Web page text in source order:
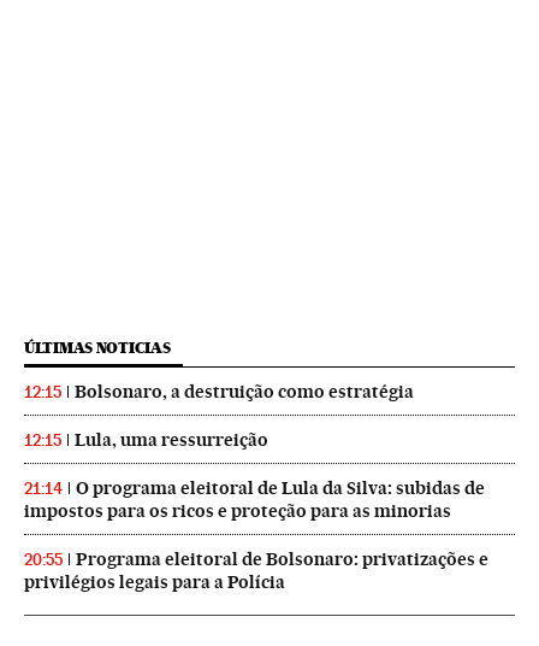
ÚLTIMAS NOTICIAS
12:15 Bolsonaro, a destruição como estratégia
12:15 Lula, uma ressurreição
21:14
O programa eleitoral de Lula da Silva: subidas de
impostos para os ricos e proteção para as minorias
20:55
Programa eleitoral de Bolsonaro: privatizações e
privilégios legais para a Polícia